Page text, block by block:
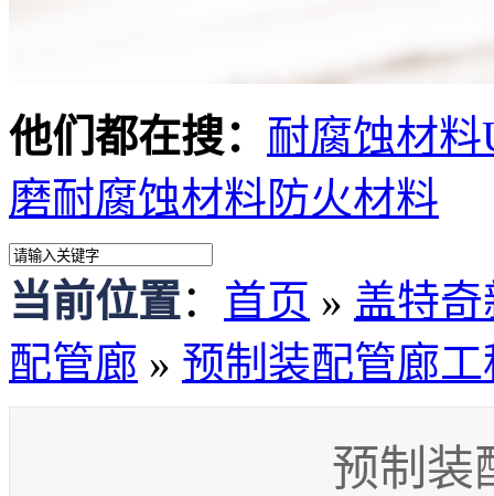
他们都在搜： 耐腐蚀材料
磨耐腐蚀材料防火材料
当前位置： 首页 » 盖特
配管廊 » 预制装配管廊工
预制装